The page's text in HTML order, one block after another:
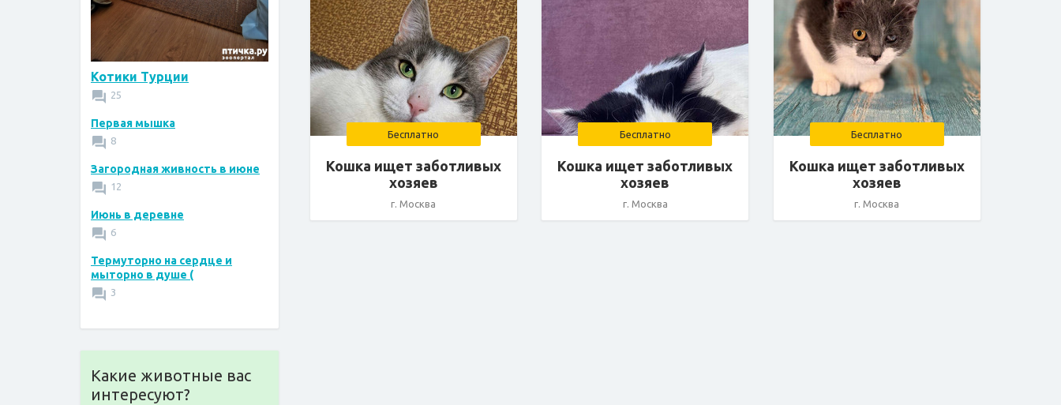
Котики Турции
25
Первая мышка
8
Загородная живность в июне
12
Июнь в деревне
6
Термуторно на сердце и
мыторно в душе (
3
Какие животные вас
интересуют?
Бесплатно
Кошка ищет заботливых
хозяев
г. Москва
Бесплатно
Кошка ищет заботливых
хозяев
г. Москва
Бесплатно
Кошка ищет заботливых
хозяев
г. Москва